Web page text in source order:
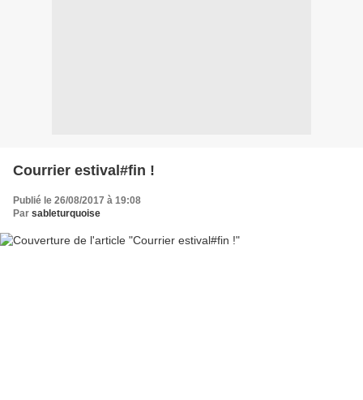
Courrier estival#fin !
Publié le 26/08/2017 à 19:08
Par sableturquoise